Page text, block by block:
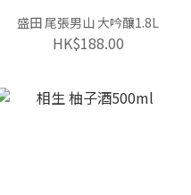
盛田 尾張男山 大吟釀1.8L
HK$188.00